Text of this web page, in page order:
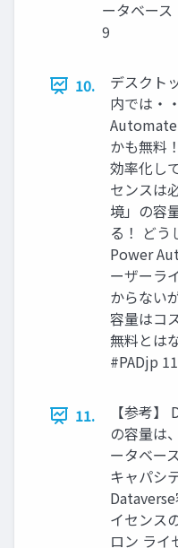
ータベー
9
10.
デスクト
内では・
かも無料
効率化し
センスは
境」の容
る！ どう
Power
ーザーラ
からない
容量はコ
無料とは
#PADjp 11
11.
【参考】
の容量は
ータベー
キャパシ
イセンス
ロン ラ